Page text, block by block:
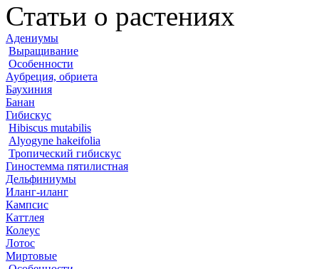
Статьи о растениях
Адениумы
Выращивание
Особенности
Аубреция, обриета
Баухиния
Банан
Гибискус
Hibiscus mutabilis
Alyogyne hakeifolia
Тропический гибискус
Гиностемма пятилистная
Дельфиниумы
Иланг-иланг
Кампсис
Каттлея
Колеус
Лотос
Миртовые